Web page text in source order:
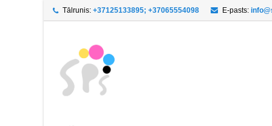
Tālrunis: +37125133895; +37065554098 E-pasts: